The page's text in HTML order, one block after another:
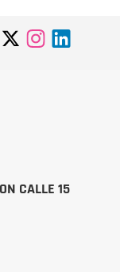
CALLE 15